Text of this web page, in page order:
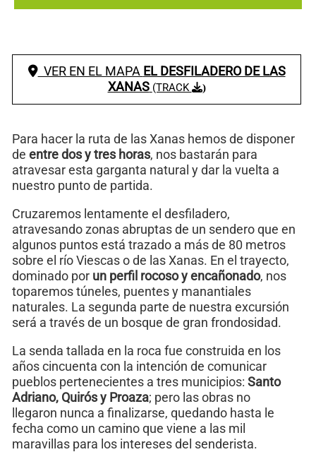
VER EN EL MAPA EL DESFILADERO DE LAS
XANAS (TRACK )
Para hacer la ruta de las Xanas hemos de disponer
de entre dos y tres horas, nos bastarán para
atravesar esta garganta natural y dar la vuelta a
nuestro punto de partida.
Cruzaremos lentamente el desfiladero,
atravesando zonas abruptas de un sendero que en
algunos puntos está trazado a más de 80 metros
sobre el río Viescas o de las Xanas. En el trayecto,
dominado por un perfil rocoso y encañonado, nos
toparemos túneles, puentes y manantiales
naturales. La segunda parte de nuestra excursión
será a través de un bosque de gran frondosidad.
La senda tallada en la roca fue construida en los
años cincuenta con la intención de comunicar
pueblos pertenecientes a tres municipios: Santo
Adriano, Quirós y Proaza; pero las obras no
llegaron nunca a finalizarse, quedando hasta le
fecha como un camino que viene a las mil
maravillas para los intereses del senderista.